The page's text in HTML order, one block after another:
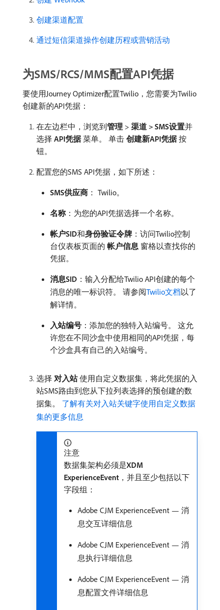
创建渠道配置
通过短信渠道操作创建历程或营销活动
为SMS/RCS/MMS配置API凭据
要使用Journey Optimizer配置Twilio，您需要为Twilio
创建新的API凭据：
在左边栏中，浏览到​管理 > 渠道 > SMS设置​并
选择​ API凭据​菜单。 单击​ 创建新API凭据​按
钮。
配置您的SMS API凭据，如下所述：
SMS供应商 ： Twilio。
名称：为您的API凭据选择一个名称。
帐户SID​和​身份验证令牌 ：访问Twilio控制
台仪表板页面的​ 帐户信息 ​窗格以查找你的
凭据。
消息SID ：输入分配给Twilio API创建的每个
消息的唯一标识符。 请参阅Twilio文档以了
解详情。
入站编号 ：添加您的独特入站编号。 这允
许您在不同沙盒中使用相同的API凭据，每
个沙盒具有自己的入站编号。
选择​ 对入站​使用自定义数据集，将此凭据的入
站SMS路由到您从下拉列表选择的预创建的数
据集。 了解有关对入站关键字使用自定义数据
集的更多信息
注意
数据集架构必须是​XDM
ExperienceEvent ，并且至少包括以下
字段组：
Adobe CJM ExperienceEvent — 消
息交互详细信息
Adobe CJM ExperienceEvent — 消
息执行详细信息
Adobe CJM ExperienceEvent — 消
息配置文件详细信息